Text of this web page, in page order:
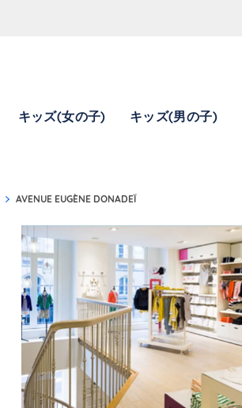
キッズ(女の子) キッズ(男の子)
AVENUE EUGÈNE DONADEÏ